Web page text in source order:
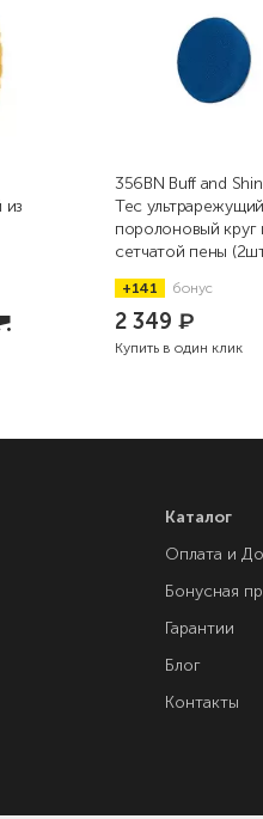
из
356BN Buff and
Tec ультрарежущий
поролоновый круг
сетчатой пены
76мм
+141 бонус
2 349 ₽
Купить в один клик
Каталог
Оплата и
Бонусная
Гарантии
Блог
Контакты